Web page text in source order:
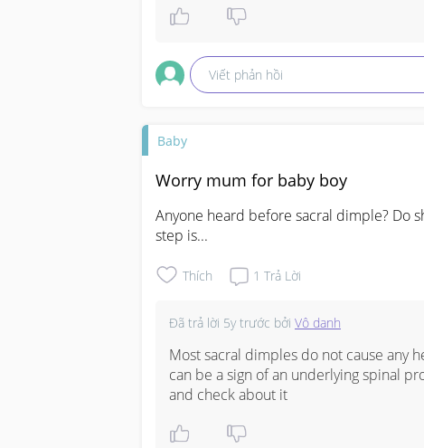
Viết phản hồi
Baby
Worry mum for baby boy
Anyone heard before sacral dimple? Do
step is...
Thích 1 Trả Lời
Đã trả lời 5y trước bởi Vô danh
Most sacral dimples do not cause any
can be a sign of an underlying spinal
and check about it